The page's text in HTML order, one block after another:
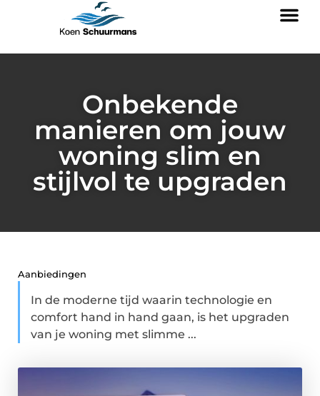
Onbekende
manieren om jouw
woning slim en
stijlvol te upgraden
Aanbiedingen
In de moderne tijd waarin technologie en
comfort hand in hand gaan, is het upgraden
van je woning met slimme ...